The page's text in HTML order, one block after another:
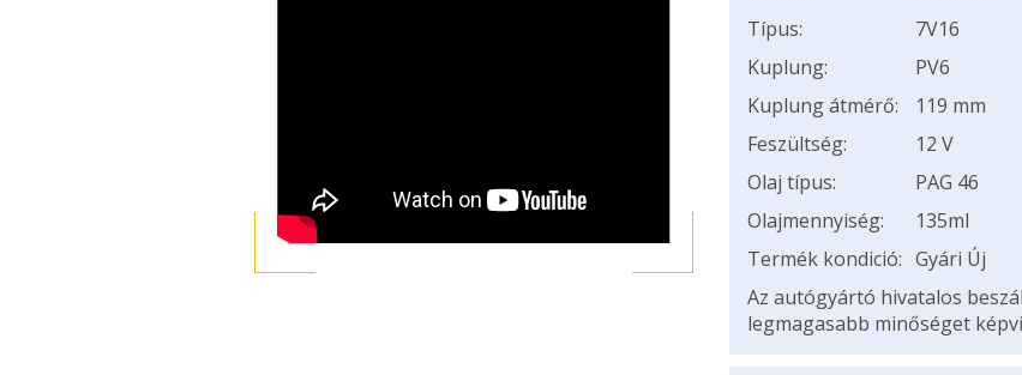
Típus:
7V16
Kuplung:
PV6
Kuplung átmérő:
119 mm
Feszültség:
12 V
Olaj típus:
PAG 46
Olajmennyiség:
135ml
Termék kondició: Gyári Új
Az autógyártó hivatalos
legmagasabb minőséget